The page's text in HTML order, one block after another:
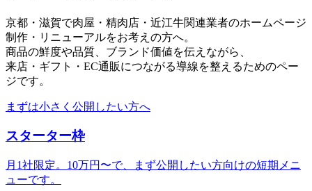
京都・滋賀で肉屋・精肉店・近江牛関連業者のホームページ
制作・リニューアルをお考えの方へ。
商品の鮮度や品質、ブランド価値を伝えながら、
来店・ギフト・EC通販につながる導線を整えるためのペー
ジです。
まずは小さく公開したい方へ
スターター枠
月1社限定。10万円〜で、まず公開したい方向けの短期メニ
ューです。